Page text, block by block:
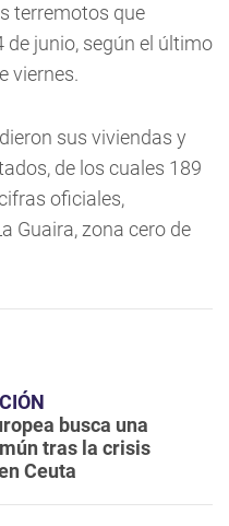
terremotos que
de junio, según el último
viernes.
sus viviendas y
de los cuales 189
oficiales,
Guaira, zona cero de
busca una
tras la crisis
Ceuta